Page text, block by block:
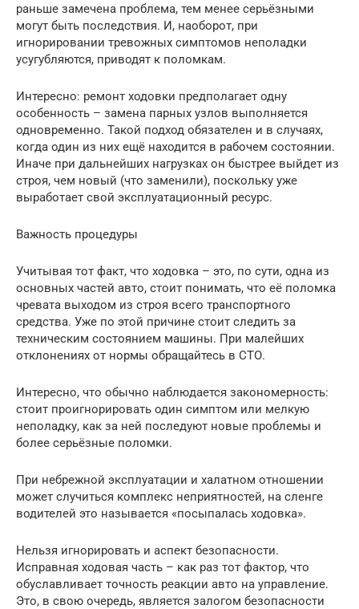
раньше замечена проблема, тем менее серьёзными
могут быть последствия. И, наоборот, при
игнорировании тревожных симптомов неполадки
усугубляются, приводят к поломкам.
Интересно: ремонт ходовки предполагает одну
особенность – замена парных узлов выполняется
одновременно. Такой подход обязателен и в случаях,
когда один из них ещё находится в рабочем состоянии.
Иначе при дальнейших нагрузках он быстрее выйдет из
строя, чем новый (что заменили), поскольку уже
выработает свой эксплуатационный ресурс.
Важность процедуры
Учитывая тот факт, что ходовка – это, по сути, одна из
основных частей авто, стоит понимать, что её поломка
чревата выходом из строя всего транспортного
средства. Уже по этой причине стоит следить за
техническим состоянием машины. При малейших
отклонениях от нормы обращайтесь в СТО.
Интересно, что обычно наблюдается закономерность:
стоит проигнорировать один симптом или мелкую
неполадку, как за ней последуют новые проблемы и
более серьёзные поломки.
При небрежной эксплуатации и халатном отношении
может случиться комплекс неприятностей, на сленге
водителей это называется «посыпалась ходовка».
Нельзя игнорировать и аспект безопасности.
Исправная ходовая часть – как раз тот фактор, что
обуславливает точность реакции авто на управление.
Это, в свою очередь, является залогом безопасности